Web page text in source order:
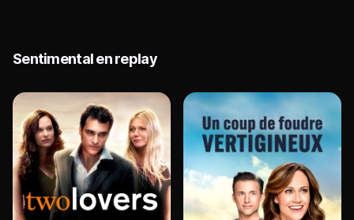
Sentimental en replay